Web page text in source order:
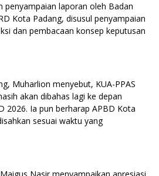
penyampaian laporan oleh Badan
Kota Padang, disusul penyampaian
dan pembacaan konsep keputusan
Muharlion menyebut, KUA-PPAS
akan dibahas lagi ke depan
2026. Ia pun berharap APBD Kota
sesuai waktu yang